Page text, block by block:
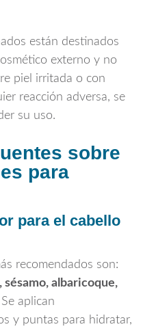
están destinados
externo y no
piel irritada o con
reacción adversa, se
su uso.
sobre
para
para el cabello
recomendados son:
albaricoque,
Se aplican
y puntas para hidratar,